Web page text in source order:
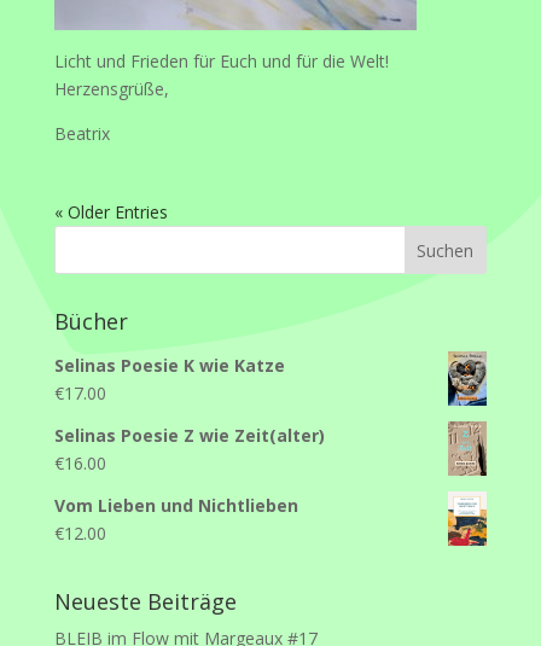
Licht und Frieden für Euch und für die Welt!
Herzensgrüße,
Beatrix
« Older Entries
Bücher
Selinas Poesie K wie Katze
€17.00
Selinas Poesie Z wie Zeit(alter)
€16.00
Vom Lieben und Nichtlieben
€12.00
Neueste Beiträge
BLEIB im Flow mit Margeaux #17